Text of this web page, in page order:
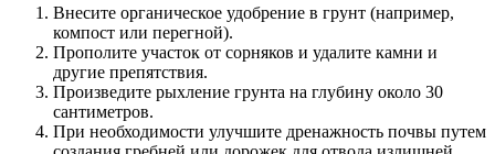
Внесите органическое удобрение в грунт (например,
компост или перегной).
Прополите участок от сорняков и удалите камни и
другие препятствия.
Произведите рыхление грунта на глубину около 30
сантиметров.
При необходимости улучшите дренажность почвы путем